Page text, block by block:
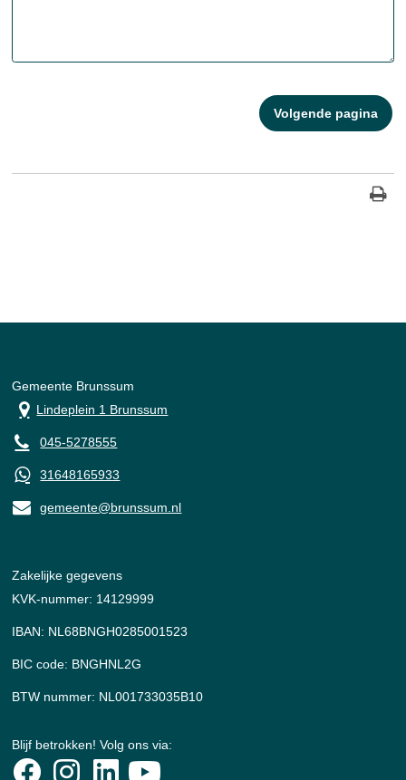
Gemeente Brunssum
Lindeplein 1 Brunssum
045-5278555
31648165933
gemeente@brunssum.nl
Zakelijke gegevens
KVK-nummer: 14129999
IBAN: NL68BNGH0285001523
BIC code: BNGHNL2G
BTW nummer: NL001733035B10
Blijf betrokken! Volg ons via: